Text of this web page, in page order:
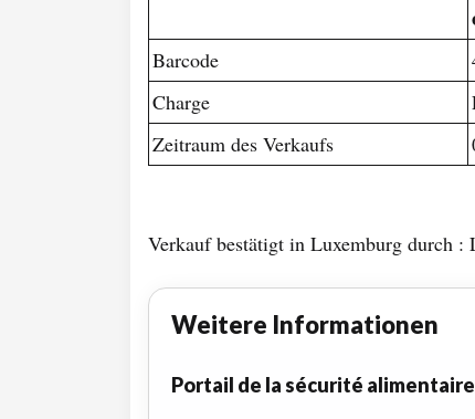
Barcode
Charge
Zeitraum des Verkaufs
Verkauf bestätigt in Luxemburg durch :
Weitere Informationen
Portail de la sécurité alimentaire